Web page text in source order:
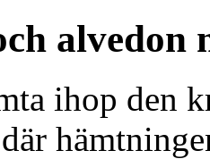
alvedon
ihop den